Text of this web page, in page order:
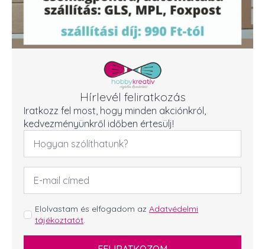
Hírlevél feliratkozás
Iratkozz fel most, hogy minden akciónkról,
kedvezményünkről időben értesülj!
Név
Email
cím
GDPR
*
Elolvastam és elfogadom az Adatvédelmi
tájékoztatót.